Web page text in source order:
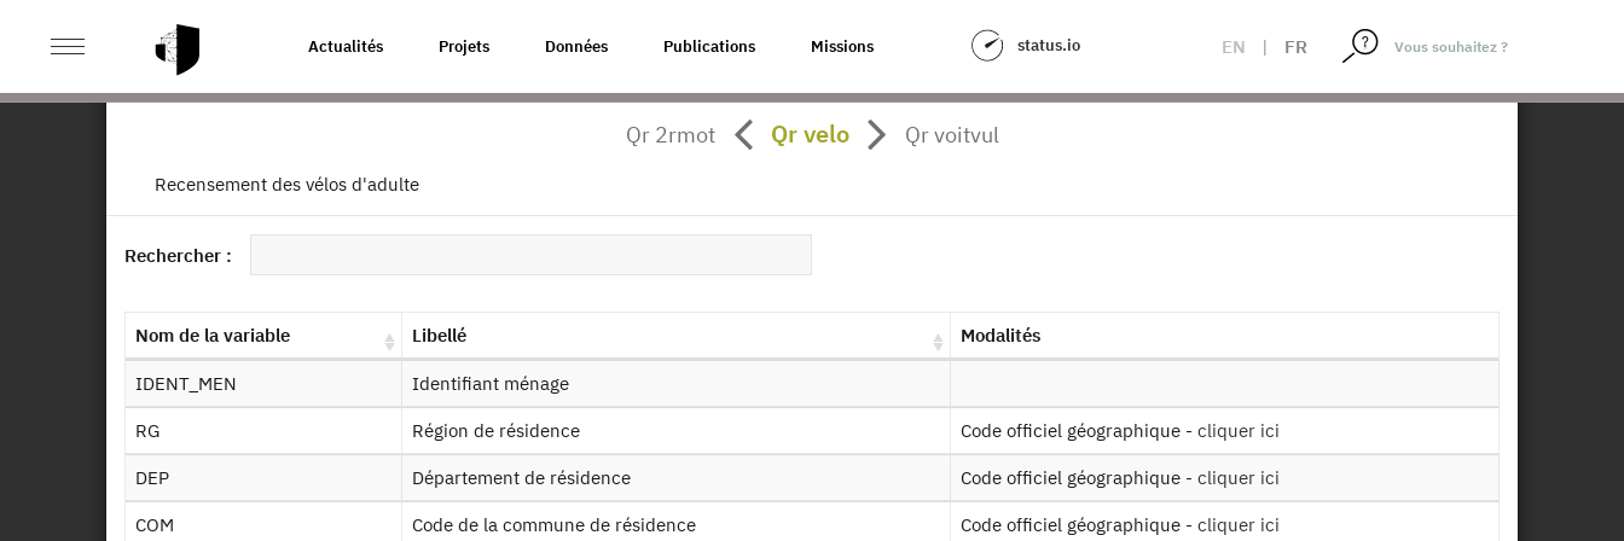
Actualités Projets Données Publications Missions status.io EN | FR
ACCUEIL PAGE PRODUIT
Dessin de fichier
Documentation sur la méthodologie
Identifiant persistant (DOI)
Retour à la source
Demander l'accès
Dessin de fichier
Qr 2rmot Qr velo Qr voitvul
Recensement des vélos d'adulte
Rechercher :
Nom de la variable Libellé Modalités
IDENT_MEN Identifiant ménage
RG Région de résidence Code officiel géographique - cliquer ici
DEP Département de résidence Code officiel géographique - cliquer ici
COM Code de la commune de résidence Code officiel géographique - cliquer ici